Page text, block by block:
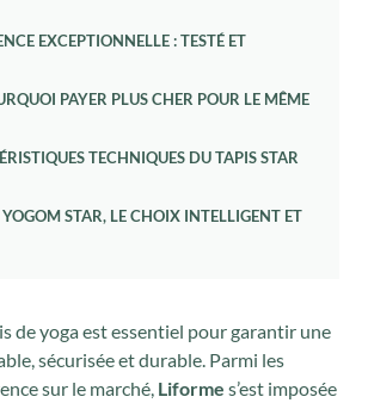
EXCEPTIONNELLE : TESTÉ ET
PAYER PLUS CHER POUR LE MÊME
TECHNIQUES DU TAPIS STAR
STAR, LE CHOIX INTELLIGENT ET
de yoga est essentiel pour garantir une
sécurisée et durable. Parmi les
sur le marché, Liforme s’est imposée